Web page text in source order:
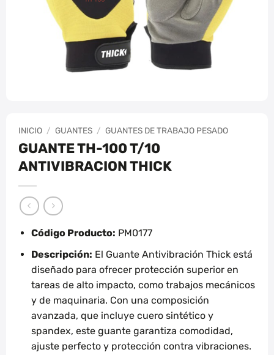
INICIO / GUANTES / GUANTES DE TRABAJO PESADO
GUANTE TH-100 T/10
ANTIVIBRACION THICK
Código Producto: PM0177
Descripción: El Guante Antivibración Thick está
diseñado para ofrecer protección superior en
tareas de alto impacto, como trabajos mecánicos
y de maquinaria. Con una composición
avanzada, que incluye cuero sintético y
spandex, este guante garantiza comodidad,
ajuste perfecto y protección contra vibraciones.